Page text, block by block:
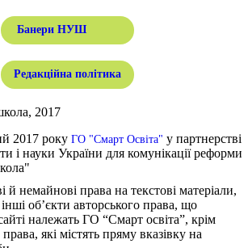
Банери НУШ
Редакційна політика
2017
2017 року ГО "Смарт Освіта" у партнерстві
і науки України для комунікації реформи
й немайнові права на текстові матеріали,
об’єкти авторського права, що
належать ГО “Смарт освіта”, крім
права, які містять пряму вказівку на